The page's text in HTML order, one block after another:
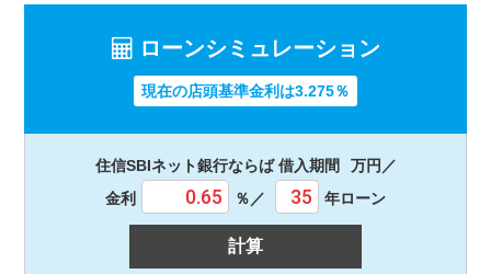
ローンシミュレーション
現在の店頭基準金利は3.275％
住信SBIネット銀行ならば 借入期間
万円／
金利
％／ 年ローン
計算